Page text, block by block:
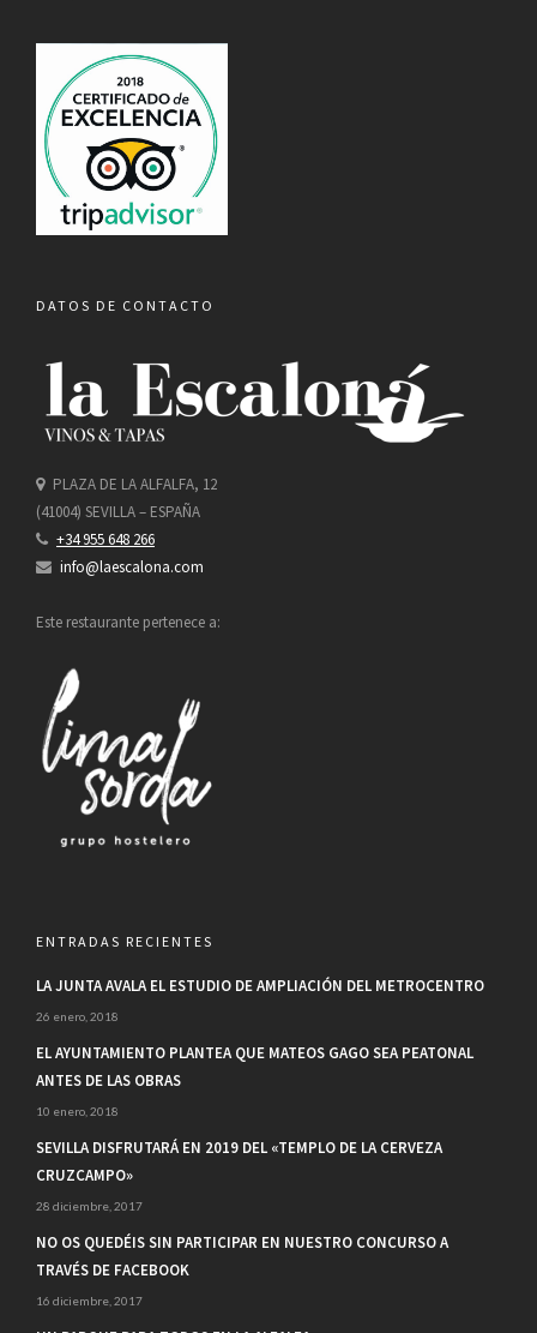
DATOS DE CONTACTO
PLAZA DE LA ALFALFA, 12
(41004) SEVILLA – ESPAÑA
+34 955 648 266
info@laescalona.com
Este restaurante pertenece a:
ENTRADAS RECIENTES
LA JUNTA AVALA EL ESTUDIO DE AMPLIACIÓN DEL METROCENTRO
26 enero, 2018
EL AYUNTAMIENTO PLANTEA QUE MATEOS GAGO SEA PEATONAL
ANTES DE LAS OBRAS
10 enero, 2018
SEVILLA DISFRUTARÁ EN 2019 DEL «TEMPLO DE LA CERVEZA
CRUZCAMPO»
28 diciembre, 2017
NO OS QUEDÉIS SIN PARTICIPAR EN NUESTRO CONCURSO A
TRAVÉS DE FACEBOOK
16 diciembre, 2017